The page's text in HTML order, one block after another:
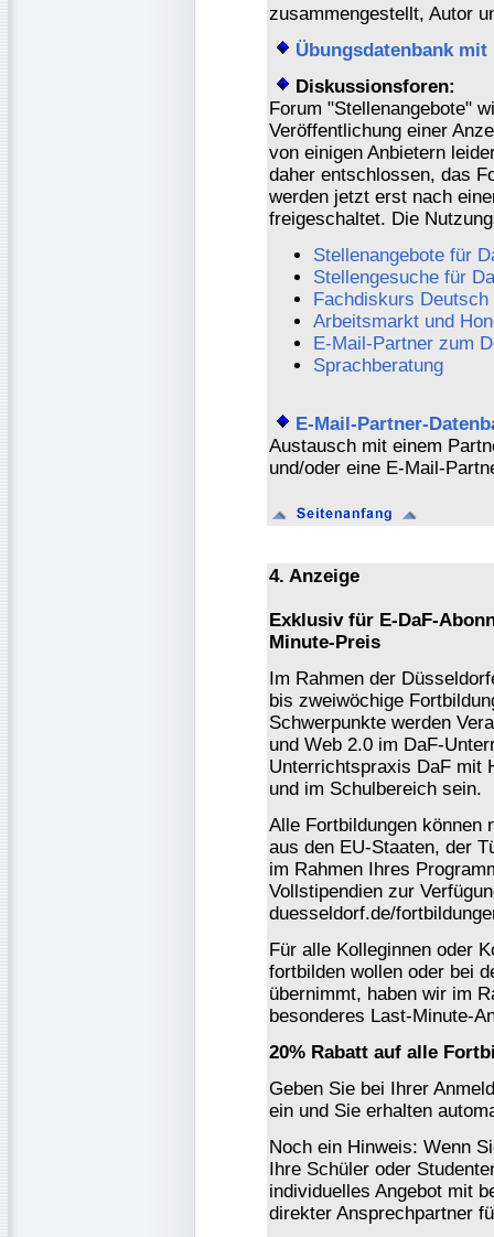
zusammengestellt, Autor
Übungsdatenbank
Diskussionsforen:
Forum "Stellenangebote"
Veröffentlichung einer
von einigen Anbietern
daher entschlossen, das
werden jetzt erst nach
freigeschaltet. Die
Stellenangebote für
Stellengesuche für
Fachdiskurs
Arbeitsmarkt und
E-Mail-Partner zum
Sprachberatung
E-Mail-Partner-
Austausch mit einem
und/oder eine E-Mail-
4. Anzeige
Exklusiv für E-DaF-
Minute-Preis
Im Rahmen der
bis zweiwöchige
Schwerpunkte werden
und Web 2.0 im DaF-
Unterrichtspraxis DaF mit
und im Schulbereich sein.
Alle Fortbildungen können
aus den EU-Staaten, der
im Rahmen Ihres
Vollstipendien zur
duesseldorf.de/
Für alle Kolleginnen oder
fortbilden wollen oder bei
übernimmt, haben wir im
besonderes Last-Minute-
20% Rabatt auf alle
Geben Sie bei Ihrer
ein und Sie erhalten
Noch ein Hinweis: Wenn
Ihre Schüler oder
individuelles Angebot mit
direkter Ansprechpartner